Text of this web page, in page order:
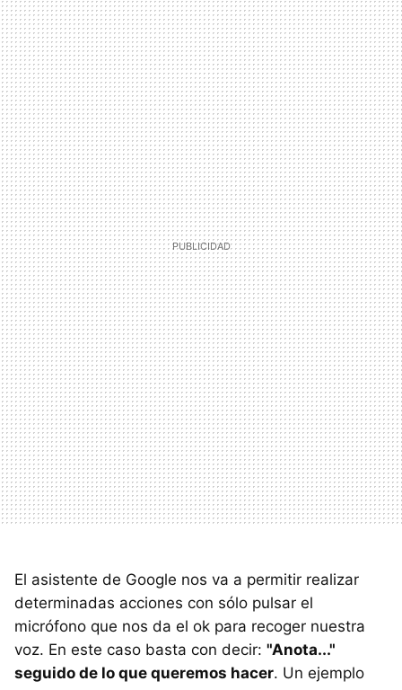
El asistente de Google nos va a permitir realizar
determinadas acciones con sólo pulsar el
micrófono que nos da el ok para recoger nuestra
voz. En este caso basta con decir: "Anota..."
seguido de lo que queremos hacer. Un ejemplo